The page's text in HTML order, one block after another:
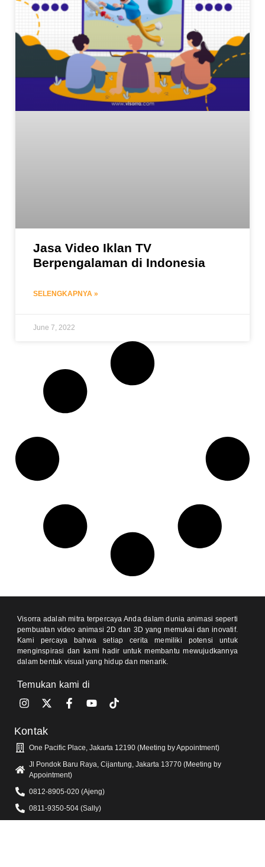
Jasa Video Iklan TV
Berpengalaman di Indonesia
SELENGKAPNYA »
June 7, 2022
Visorra adalah mitra terpercaya Anda dalam dunia animasi seperti
pembuatan video animasi 2D dan 3D yang memukai dan inovatif.
Kami percaya bahwa setiap cerita memiliki potensi untuk
menginspirasi dan kami hadir untuk membantu mewujudkannya
dalam bentuk visual yang hidup dan menarik.
Temukan kami di
Kontak
One Pacific Place, Jakarta 12190 (Meeting by Appointment)
Jl Pondok Baru Raya, Cijantung, Jakarta 13770 (Meeting by
Appointment)
0812-8905-020 (Ajeng)
0811-9350-504 (Sally)